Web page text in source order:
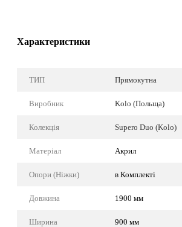
Характеристики
ТИП Прямокутна
Виробник Kolo (Польща)
Колекція Supero Duo (Kolo)
Матеріал Акрил
Опори (Ніжки) в Комплекті
Довжина 1900 мм
Ширина 900 мм